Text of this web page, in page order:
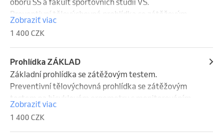
Preventivní tělovýchovná prohlídka se zátěžovým
testem na bicyklovém ergometru s monitorováním
srdce pomocí EKG.
Nutno s sebou přinést přihlášku nebo formulář z vaší
školy.
Zobraziť viac
1 400 CZK
Prohlídka ZÁKLAD
Základní prohlídka se zátěžovým testem.
Preventivní tělovýchovná prohlídka se zátěžovým
testem na bicyklovém ergometru s monitorováním
srdce pomocí EKG.
V případě tělovýchovné prohlídky pro bojové sporty
nutno doložit EEG.
Zobraziť viac
1 400 CZK